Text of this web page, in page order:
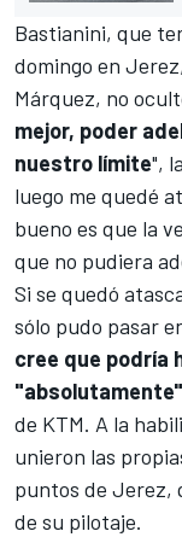
Bastianini, que
domingo en Jerez
Márquez, no
mejor, poder
nuestro límite",
luego me quedé
bueno es que la
que no pudiera
Si se quedó
sólo pudo pasar
cree que podría
"absolutamente"
de KTM. A la
unieron las
puntos de Jerez,
de su pilotaje.